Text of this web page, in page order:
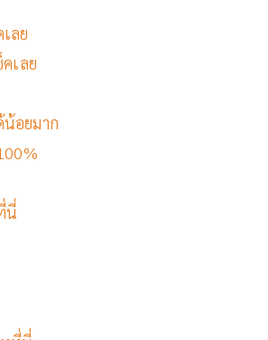
ลย
เลย
น้อยมาก
นี่